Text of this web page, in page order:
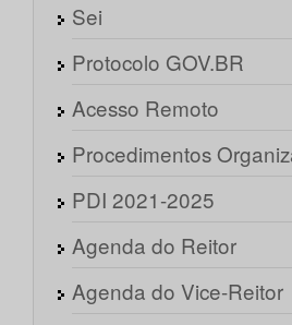
Sei
Protocolo GOV.BR
Acesso Remoto
Procedimentos
PDI 2021-2025
Agenda do Reitor
Agenda do Vice-Reitor